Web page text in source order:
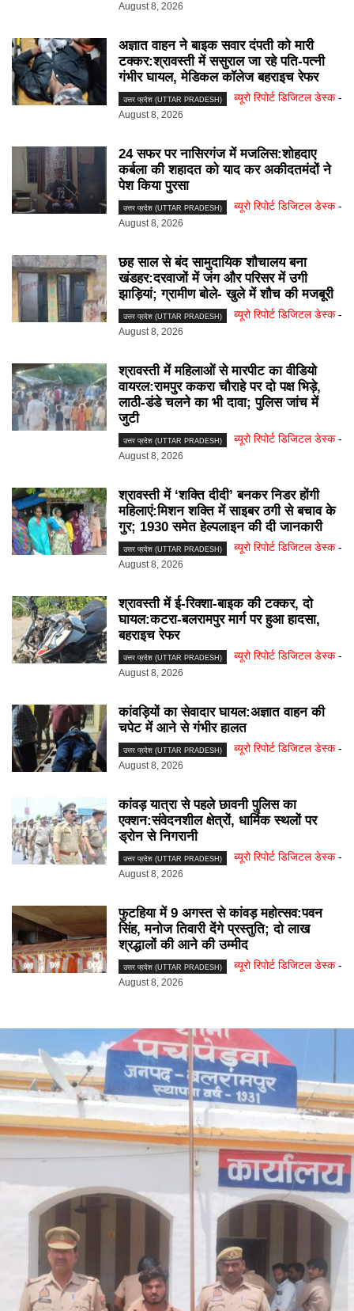
August 8, 2026
अज्ञात वाहन ने बाइक सवार दंपती को मारी
टक्कर:श्रावस्ती में ससुराल जा रहे पति-पत्नी
गंभीर घायल, मेडिकल कॉलेज बहराइच रेफर
उत्तर प्रदेश (UTTAR PRADESH) ब्यूरो रिपोर्ट डिजिटल डेस्क -
August 8, 2026
24 सफर पर नासिरगंज में मजलिस:शोहदाए
कर्बला की शहादत को याद कर अकीदतमंदों ने
पेश किया पुरसा
उत्तर प्रदेश (UTTAR PRADESH) ब्यूरो रिपोर्ट डिजिटल डेस्क -
August 8, 2026
छह साल से बंद सामुदायिक शौचालय बना
खंडहर:दरवाजों में जंग और परिसर में उगी
झाड़ियां; ग्रामीण बोले- खुले में शौच की मजबूरी
उत्तर प्रदेश (UTTAR PRADESH) ब्यूरो रिपोर्ट डिजिटल डेस्क -
August 8, 2026
श्रावस्ती में महिलाओं से मारपीट का वीडियो
वायरल:रामपुर ककरा चौराहे पर दो पक्ष भिड़े,
लाठी-डंडे चलने का भी दावा; पुलिस जांच में
जुटी
उत्तर प्रदेश (UTTAR PRADESH) ब्यूरो रिपोर्ट डिजिटल डेस्क -
August 8, 2026
श्रावस्ती में ‘शक्ति दीदी’ बनकर निडर होंगी
महिलाएं:मिशन शक्ति में साइबर ठगी से बचाव के
गुर; 1930 समेत हेल्पलाइन की दी जानकारी
उत्तर प्रदेश (UTTAR PRADESH) ब्यूरो रिपोर्ट डिजिटल डेस्क -
August 8, 2026
श्रावस्ती में ई-रिक्शा-बाइक की टक्कर, दो
घायल:कटरा-बलरामपुर मार्ग पर हुआ हादसा,
बहराइच रेफर
उत्तर प्रदेश (UTTAR PRADESH) ब्यूरो रिपोर्ट डिजिटल डेस्क -
August 8, 2026
कांवड़ियों का सेवादार घायल:अज्ञात वाहन की
चपेट में आने से गंभीर हालत
उत्तर प्रदेश (UTTAR PRADESH) ब्यूरो रिपोर्ट डिजिटल डेस्क -
August 8, 2026
कांवड़ यात्रा से पहले छावनी पुलिस का
एक्शन:संवेदनशील क्षेत्रों, धार्मिक स्थलों पर
ड्रोन से निगरानी
उत्तर प्रदेश (UTTAR PRADESH) ब्यूरो रिपोर्ट डिजिटल डेस्क -
August 8, 2026
फुटहिया में 9 अगस्त से कांवड़ महोत्सव:पवन
सिंह, मनोज तिवारी देंगे प्रस्तुति; दो लाख
श्रद्धालों की आने की उम्मीद
उत्तर प्रदेश (UTTAR PRADESH) ब्यूरो रिपोर्ट डिजिटल डेस्क -
August 8, 2026